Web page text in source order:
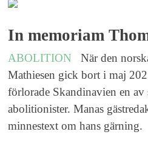
In memoriam
ABOLITION
När den
Mathiesen gick bort i maj
förlorade Skandinavien en av
abolitionister. Manas
minnestext om hans gärning.